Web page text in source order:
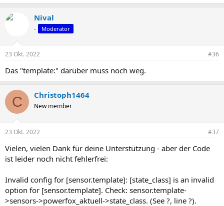
Nival
- Moderator
23 Okt. 2022 #36
Das "template:" darüber muss noch weg.
C Christoph1464
New member
23 Okt. 2022 #37
Vielen, vielen Dank für deine Unterstützung - aber der Code
ist leider noch nicht fehlerfrei:
Invalid config for [sensor.template]: [state_class] is an invalid
option for [sensor.template]. Check: sensor.template-
>sensors->powerfox_aktuell->state_class. (See ?, line ?).